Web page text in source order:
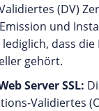
(DV)
und
dass
gehört.
Server SSL:
Validiertes